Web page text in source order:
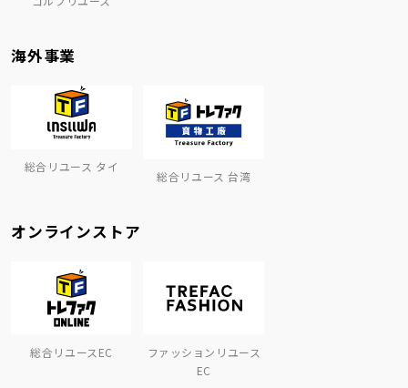
海外事業
総合リユース タイ
総合リユース 台湾
オンラインストア
総合リユースEC
ファッションリユース
EC